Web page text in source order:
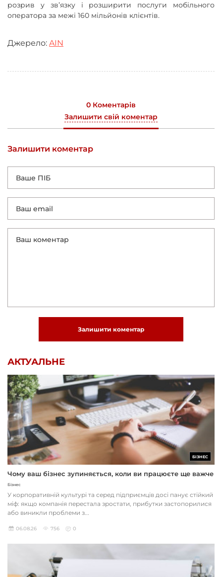
розрив у зв’язку і розширити послуги мобільного
оператора за межі 160 мільйонів клієнтів.
Джерело: AIN
0 Коментарів
Залишити свій коментар
Залишити коментар
Залишити коментар
АКТУАЛЬНЕ
БІЗНЕС
Чому ваш бізнес зупиняється, коли ви працюєте ще важче
Бізнес
У корпоративній культурі та серед підприємців досі панує стійкий
міф: якщо компанія перестала зростати, прибутки застопорилися
або виникли проблеми з...
06.08.26 756 0